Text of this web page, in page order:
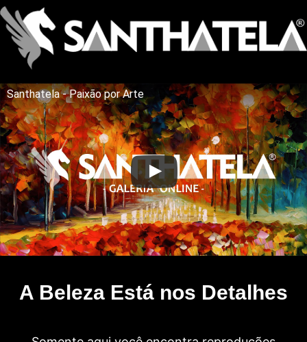
Santhatela - Paixão por Arte
A Beleza Está nos Detalhes